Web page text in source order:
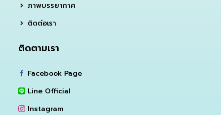
ภาพบรรยากาศ
ติดต่อเรา
ติดตามเรา
Facebook Page
Line Official
Instagram